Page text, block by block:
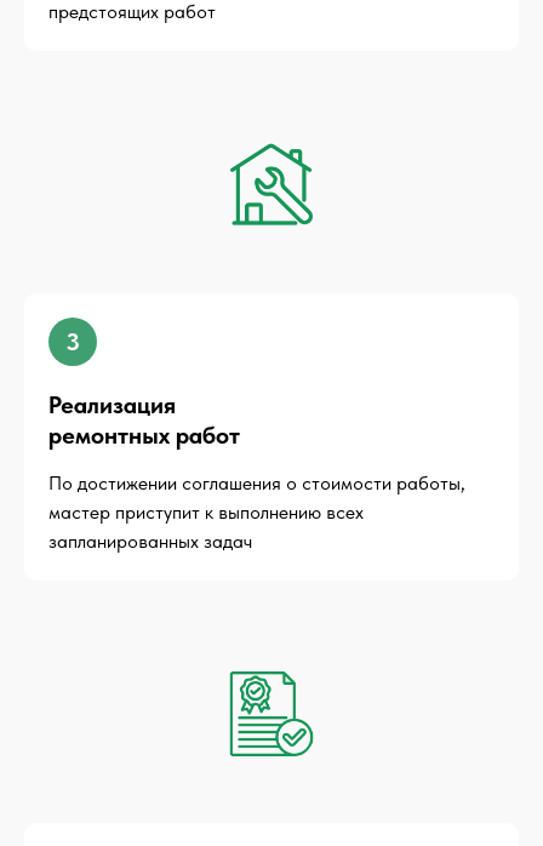
предстоящих работ
3
Реализация
ремонтных работ
По достижении соглашения о стоимости работы,
мастер приступит к выполнению всех
запланированных задач